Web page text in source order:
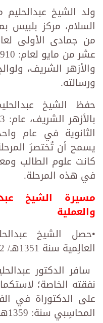
ولد الشيخ
السلام، مركز بلبيس
والأزهر الشريف،
ورسالته.
حفظ الشيخ
الثانوية في عام
يسمح أن تُختصرَ
كانت علوم الطالب
في هذه المرحلة.
مسيرة الشيخ
والعملية
•حصل الشيخ
العالِمية سنة 1351هـ/ 1932م.
سافر الدكتور
نفقته الخاصة؛
على الدكتوراة في
المحاسِبي سنة: 1359هـ / 1940م.